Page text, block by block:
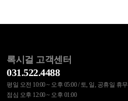
록시걸 고객센터
031.522.4488
평일 오전 10:00 ~ 오후 05:00 / 토, 일, 공휴일 휴무
점심 오후 12:00 ~ 오후 01:00